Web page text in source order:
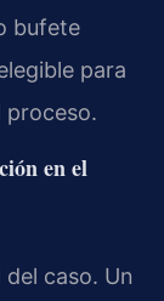
bufete
para
proceso.
en el
caso. Un